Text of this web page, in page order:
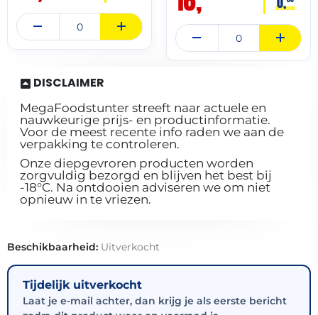
DISCLAIMER
MegaFoodstunter streeft naar actuele en
nauwkeurige prijs- en productinformatie.
Voor de meest recente info raden we aan de
verpakking te controleren.
Onze diepgevroren producten worden
zorgvuldig bezorgd en blijven het best bij
-18°C. Na ontdooien adviseren we om niet
opnieuw in te vriezen.
Beschikbaarheid: Uitverkocht
Tijdelijk uitverkocht
Laat je e-mail achter, dan krijg je als eerste bericht